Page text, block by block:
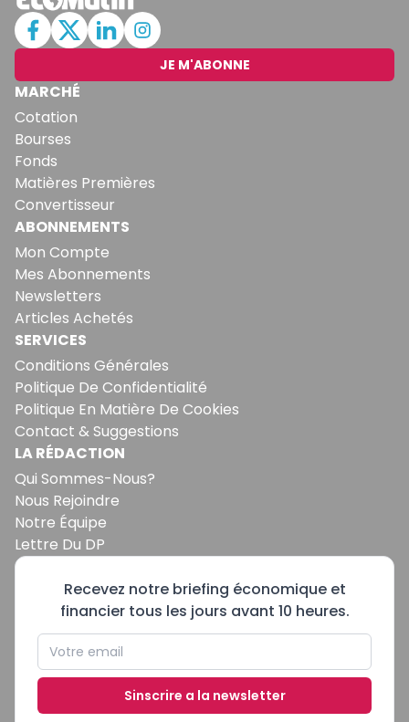
JE M'ABONNE
MARCHÉ
Cotation
Bourses
Fonds
Matières Premières
Convertisseur
ABONNEMENTS
Mon Compte
Mes Abonnements
Newsletters
Articles Achetés
SERVICES
Conditions Générales
Politique De Confidentialité
Politique En Matière De Cookies
Contact & Suggestions
LA RÉDACTION
Qui Sommes-Nous?
Nous Rejoindre
Notre Équipe
Lettre Du DP
Recevez notre briefing économique et
financier tous les jours avant 10 heures.
Sinscrire a la newsletter